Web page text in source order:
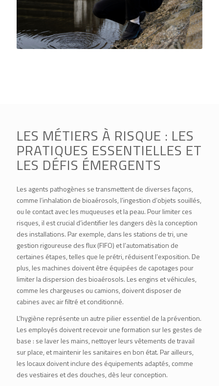
LES MÉTIERS À RISQUE : LES
PRATIQUES ESSENTIELLES ET
LES DÉFIS ÉMERGENTS
Les agents pathogènes se transmettent de diverses façons,
comme l’inhalation de bioaérosols, l’ingestion d’objets souillés,
ou le contact avec les muqueuses et la peau. Pour limiter ces
risques, il est crucial d’identifier les dangers dès la conception
des installations. Par exemple, dans les stations de tri, une
gestion rigoureuse des flux (FIFO) et l’automatisation de
certaines étapes, telles que le prétri, réduisent l’exposition. De
plus, les machines doivent être équipées de capotages pour
limiter la dispersion des bioaérosols. Les engins et véhicules,
comme les chargeuses ou camions, doivent disposer de
cabines avec air filtré et conditionné.
L’hygiène représente un autre pilier essentiel de la prévention.
Les employés doivent recevoir une formation sur les gestes de
base : se laver les mains, nettoyer leurs vêtements de travail
sur place, et maintenir les sanitaires en bon état. Par ailleurs,
les locaux doivent inclure des équipements adaptés, comme
des vestiaires et des douches, dès leur conception.